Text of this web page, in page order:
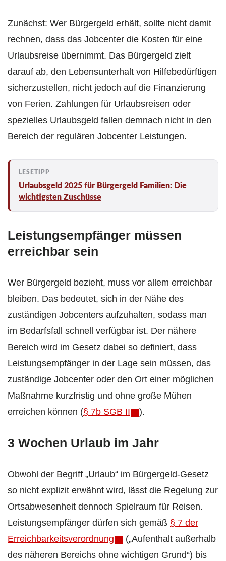
Zunächst: Wer Bürgergeld erhält, sollte nicht damit
rechnen, dass das Jobcenter die Kosten für eine
Urlaubsreise übernimmt. Das Bürgergeld zielt
darauf ab, den Lebensunterhalt von Hilfebedürftigen
sicherzustellen, nicht jedoch auf die Finanzierung
von Ferien. Zahlungen für Urlaubsreisen oder
spezielles Urlaubsgeld fallen demnach nicht in den
Bereich der regulären Jobcenter Leistungen.
Urlaubsgeld 2025 für Bürgergeld Familien: Die
wichtigsten Zuschüsse
Leistungsempfänger müssen
erreichbar sein
Wer Bürgergeld bezieht, muss vor allem erreichbar
bleiben. Das bedeutet, sich in der Nähe des
zuständigen Jobcenters aufzuhalten, sodass man
im Bedarfsfall schnell verfügbar ist. Der nähere
Bereich wird im Gesetz dabei so definiert, dass
Leistungsempfänger in der Lage sein müssen, das
zuständige Jobcenter oder den Ort einer möglichen
Maßnahme kurzfristig und ohne große Mühen
erreichen können (§ 7b SGB II ).
3 Wochen Urlaub im Jahr
Obwohl der Begriff „Urlaub“ im Bürgergeld-Gesetz
so nicht explizit erwähnt wird, lässt die Regelung zur
Ortsabwesenheit dennoch Spielraum für Reisen.
Leistungsempfänger dürfen sich gemäß § 7 der
Erreichbarkeitsverordnung
(„Aufenthalt außerhalb
des näheren Bereichs ohne wichtigen Grund“) bis